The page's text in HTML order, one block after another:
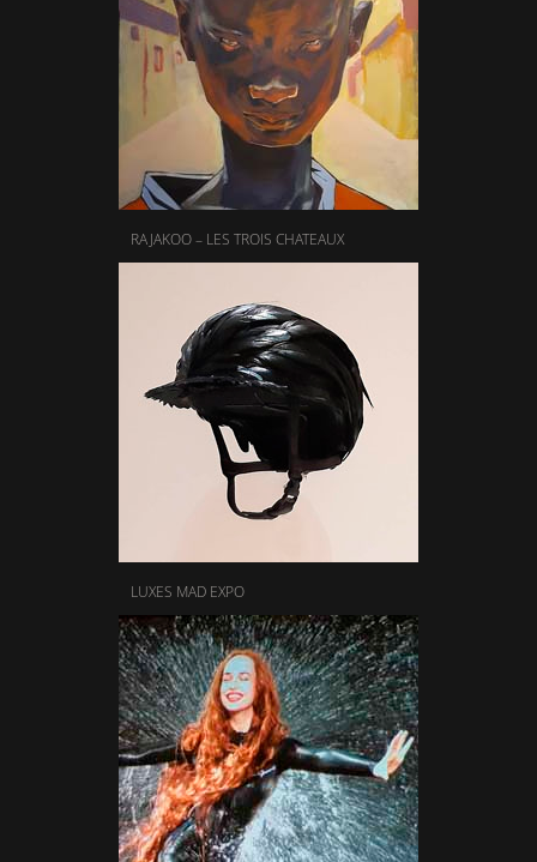
RAJAKOO – LES TROIS CHATEAUX
LUXES MAD EXPO